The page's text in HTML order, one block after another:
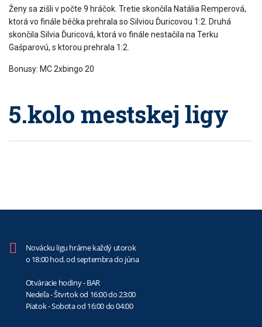
Ženy sa zišli v počte 9 hráčok. Tretie skončila Natália Remperová,
ktorá vo finále béčka prehrala so Silviou Ďuricovou 1:2. Druhá
skončila Silvia Ďuricová, ktorá vo finále nestačila na Terku
Gašparovú, s ktorou prehrala 1:2.
Bonusy: MC 2xbingo 20
5.kolo mestskej ligy
Novácku ligu hráme každý utorok
o 18:00 hod. od septembra do júna
Otváracie hodiny - BAR
Nedeľa - Štvrtok od 16:00 do 23:00
Piatok - Sobota od 16:00 do 04:00